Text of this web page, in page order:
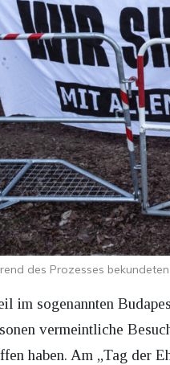
des Prozesses
im sogenannten
vermeintliche
haben. Am „Tag der